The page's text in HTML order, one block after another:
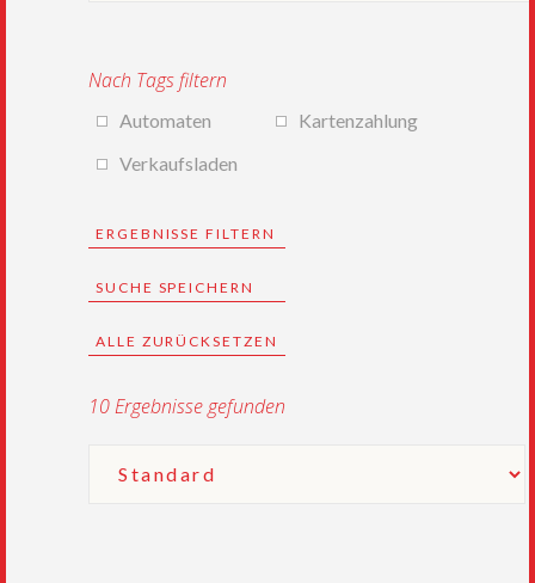
Nach Tags filtern
Automaten
Kartenzahlung
Verkaufsladen
ERGEBNISSE FILTERN
SUCHE SPEICHERN
ALLE ZURÜCKSETZEN
10Ergebnisse gefunden